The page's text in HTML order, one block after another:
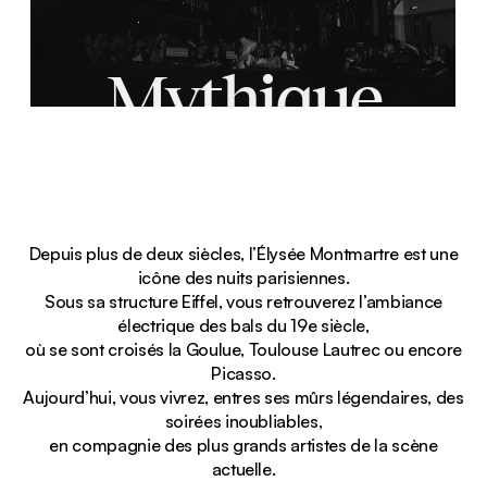
Mythique
Depuis plus de deux siècles, l’Élysée Montmartre est une
icône des nuits parisiennes.
Sous sa structure Eiffel, vous retrouverez l’ambiance
électrique des bals du 19e siècle,
où se sont croisés la Goulue, Toulouse Lautrec ou encore
Picasso.
Aujourd’hui, vous vivrez, entres ses mûrs légendaires, des
soirées inoubliables,
en compagnie des plus grands artistes de la scène
actuelle.